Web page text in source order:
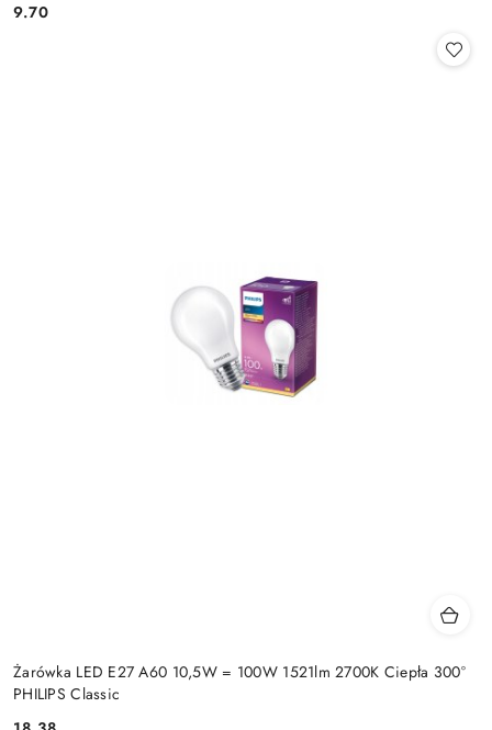
Cena:
9.70
Żarówka LED E27 A60 10,5W = 100W 1521lm 2700K Ciepła 300°
PHILIPS Classic